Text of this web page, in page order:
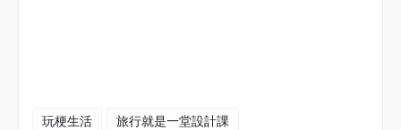
玩梗生活 旅行就是一堂設計課